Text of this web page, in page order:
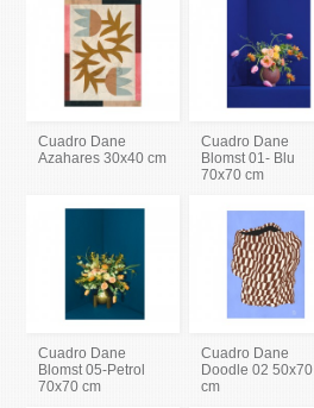
Cuadro Dane
Azahares 30x40 cm
Cuadro Dane
Blomst 01- Blu
70x70 cm
Cuadro Dane
Blomst 05-Petrol
70x70 cm
Cuadro Dane
Doodle 02 50x70
cm